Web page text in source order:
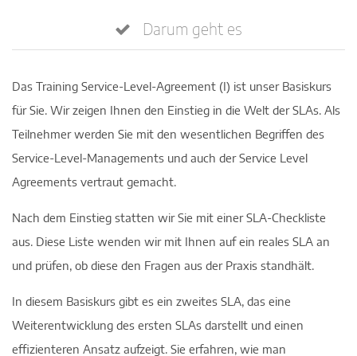
Darum geht es
Das Training Service-Level-Agreement (I) ist unser Basiskurs
für Sie. Wir zeigen Ihnen den Einstieg in die Welt der SLAs. Als
Teilnehmer werden Sie mit den wesentlichen Begriffen des
Service-Level-Managements und auch der Service Level
Agreements vertraut gemacht.
Nach dem Einstieg statten wir Sie mit einer SLA-Checkliste
aus. Diese Liste wenden wir mit Ihnen auf ein reales SLA an
und prüfen, ob diese den Fragen aus der Praxis standhält.
In diesem Basiskurs gibt es ein zweites SLA, das eine
Weiterentwicklung des ersten SLAs darstellt und einen
effizienteren Ansatz aufzeigt. Sie erfahren, wie man